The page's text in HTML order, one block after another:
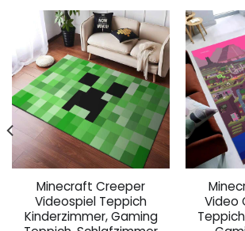
Minecraft Creeper
Videospiel Teppich
Kinderzimmer, Gaming
Video